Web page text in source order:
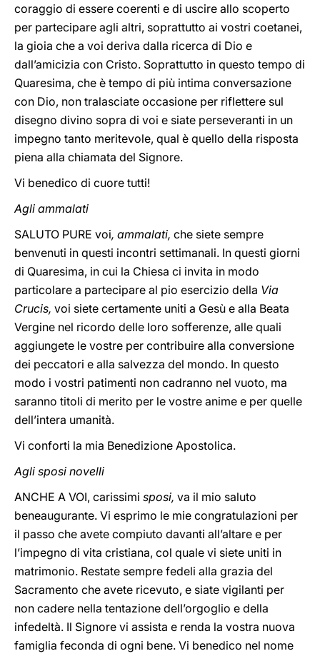
coraggio di essere coerenti e di uscire allo scoperto
per partecipare agli altri, soprattutto ai vostri coetanei,
la gioia che a voi deriva dalla ricerca di Dio e
dall’amicizia con Cristo. Soprattutto in questo tempo di
Quaresima, che è tempo di più intima conversazione
con Dio, non tralasciate occasione per riflettere sul
disegno divino sopra di voi e siate perseveranti in un
impegno tanto meritevole, qual è quello della risposta
piena alla chiamata del Signore.
Vi benedico di cuore tutti!
Agli ammalati
SALUTO PURE voi, ammalati, che siete sempre
benvenuti in questi incontri settimanali. In questi giorni
di Quaresima, in cui la Chiesa ci invita in modo
particolare a partecipare al pio esercizio della Via
Crucis, voi siete certamente uniti a Gesù e alla Beata
Vergine nel ricordo delle loro sofferenze, alle quali
aggiungete le vostre per contribuire alla conversione
dei peccatori e alla salvezza del mondo. In questo
modo i vostri patimenti non cadranno nel vuoto, ma
saranno titoli di merito per le vostre anime e per quelle
dell’intera umanità.
Vi conforti la mia Benedizione Apostolica.
Agli sposi novelli
ANCHE A VOI, carissimi sposi, va il mio saluto
beneaugurante. Vi esprimo le mie congratulazioni per
il passo che avete compiuto davanti all’altare e per
l’impegno di vita cristiana, col quale vi siete uniti in
matrimonio. Restate sempre fedeli alla grazia del
Sacramento che avete ricevuto, e siate vigilanti per
non cadere nella tentazione dell’orgoglio e della
infedeltà. Il Signore vi assista e renda la vostra nuova
famiglia feconda di ogni bene. Vi benedico nel nome